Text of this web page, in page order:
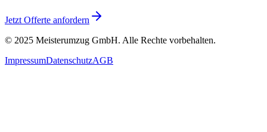
Jetzt Offerte anfordern
© 2025 Meisterumzug GmbH. Alle Rechte vorbehalten.
ImpressumDatenschutzAGB